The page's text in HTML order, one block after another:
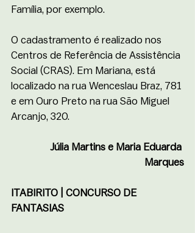
Família, por exemplo.
O cadastramento é realizado nos
Centros de Referência de Assistência
Social (CRAS). Em Mariana, está
localizado na rua Wenceslau Braz, 781
e em Ouro Preto na rua São Miguel
Arcanjo, 320.
Júlia Martins e Maria Eduarda
Marques
ITABIRITO | CONCURSO DE
FANTASIAS